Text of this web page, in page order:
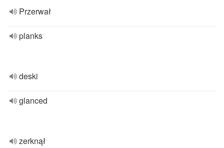
Przerwał
planks
deski
glanced
zerknął